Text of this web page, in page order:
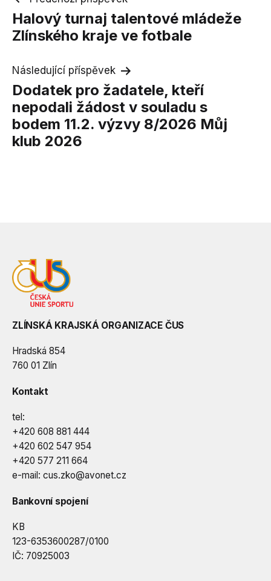
pro
Halový turnaj talentové mládeže
Zlínského kraje ve fotbale
Následující příspěvek
Dodatek pro žadatele, kteří
nepodali žádost v souladu s
bodem 11.2. výzvy 8/2026 Můj
klub 2026
ZLÍNSKÁ KRAJSKÁ ORGANIZACE ČUS
Hradská 854
760 01 Zlín
Kontakt
tel:
+420 608 881 444
+420 602 547 954
+420 577 211 664
e-mail: cus.zko@avonet.cz
Bankovní spojení
KB
123-6353600287/0100
IČ: 70925003